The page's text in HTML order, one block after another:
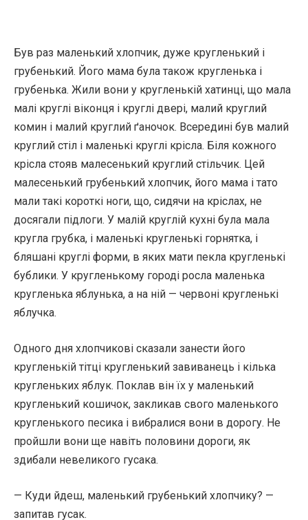
Був раз маленький хлопчик, дуже кругленький і
грубенький. Його мама була також кругленька і
грубенька. Жили вони у кругленькій хатинці, що мала
малі круглі віконця і круглі двері, малий круглий
комин і малий круглий ґаночок. Всередині був малий
круглий стіл і маленькі круглі крісла. Біля кожного
крісла стояв малесенький круглий стільчик. Цей
малесенький грубенький хлопчик, його мама і тато
мали такі короткі ноги, що, сидячи на кріслах, не
досягали підлоги. У малій круглій кухні була мала
кругла грубка, і маленькі кругленькі горнятка, і
бляшані круглі форми, в яких мати пекла кругленькі
бублики. У кругленькому городі росла маленька
кругленька яблунька, а на ній — червоні кругленькі
яблучка.
Одного дня хлопчикові сказали занести його
кругленькій тітці кругленький завиванець і кілька
кругленьких яблук. Поклав він їх у маленький
кругленький кошичок, закликав свого маленького
кругленького песика і вибралися вони в дорогу. Не
пройшли вони ще навіть половини дороги, як
здибали невеликого гусака.
— Куди йдеш, маленький грубенький хлопчику? —
запитав гусак.